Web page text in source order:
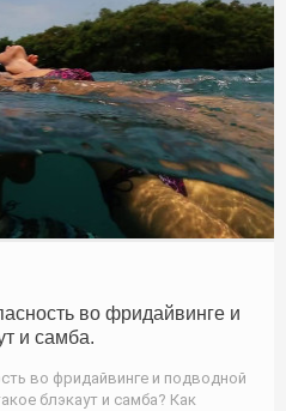
во фридайвинге и
и самба.
во фридайвинге и подводной
блэкаут и самба? Как